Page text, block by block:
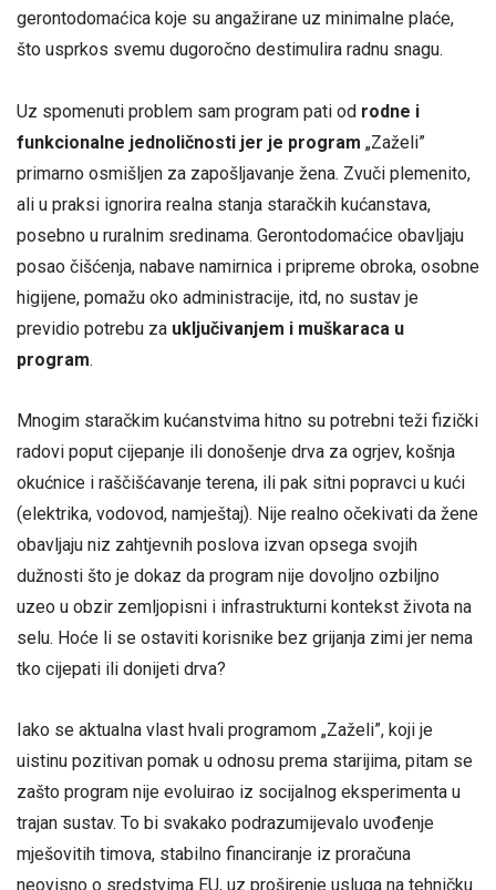
gerontodomaćica koje su angažirane uz minimalne plaće,
što usprkos svemu dugoročno destimulira radnu snagu.
Uz spomenuti problem sam program pati od rodne i
funkcionalne jednoličnosti jer je program „Zaželi”
primarno osmišljen za zapošljavanje žena. Zvuči plemenito,
ali u praksi ignorira realna stanja staračkih kućanstava,
posebno u ruralnim sredinama. Gerontodomaćice obavljaju
posao čišćenja, nabave namirnica i pripreme obroka, osobne
higijene, pomažu oko administracije, itd, no sustav je
previdio potrebu za uključivanjem i muškaraca u
program.
Mnogim staračkim kućanstvima hitno su potrebni teži fizički
radovi poput cijepanje ili donošenje drva za ogrjev, košnja
okućnice i raščišćavanje terena, ili pak sitni popravci u kući
(elektrika, vodovod, namještaj). Nije realno očekivati da žene
obavljaju niz zahtjevnih poslova izvan opsega svojih
dužnosti što je dokaz da program nije dovoljno ozbiljno
uzeo u obzir zemljopisni i infrastrukturni kontekst života na
selu. Hoće li se ostaviti korisnike bez grijanja zimi jer nema
tko cijepati ili donijeti drva?
Iako se aktualna vlast hvali programom „Zaželi”, koji je
uistinu pozitivan pomak u odnosu prema starijima, pitam se
zašto program nije evoluirao iz socijalnog eksperimenta u
trajan sustav. To bi svakako podrazumijevalo uvođenje
mješovitih timova, stabilno financiranje iz proračuna
neovisno o sredstvima EU, uz proširenje usluga na tehničku